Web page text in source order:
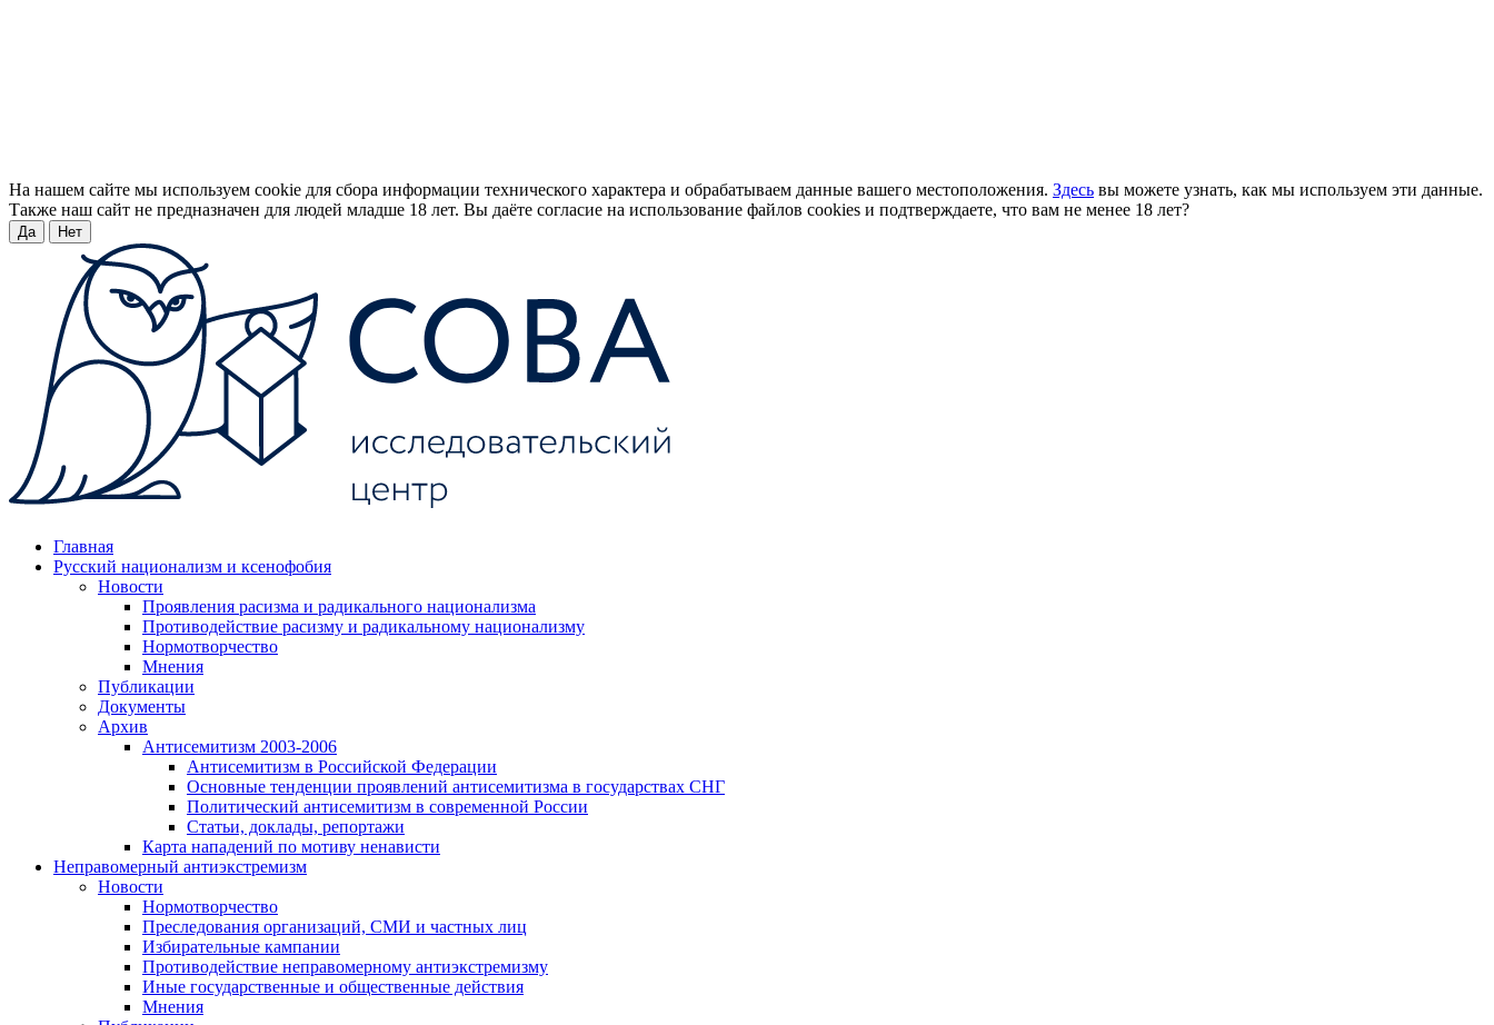
На нашем сайте мы используем cookie для сбора информации технического характера и обрабатываем данные вашего местоположения. Здесь вы можете узнать, как мы используем эти данные.
Также наш сайт не предназначен для людей младше 18 лет. Вы даёте согласие на использование файлов cookies и подтверждаете, что вам не менее 18 лет?
Да Нет
Главная
Русский национализм и ксенофобия
Новости
Проявления расизма и радикального национализма
Противодействие расизму и радикальному национализму
Нормотворчество
Мнения
Публикации
Документы
Архив
Антисемитизм 2003-2006
Антисемитизм в Российской Федерации
Основные тенденции проявлений антисемитизма в государствах СНГ
Политический антисемитизм в современной России
Статьи, доклады, репортажи
Карта нападений по мотиву ненависти
Неправомерный антиэкстремизм
Новости
Нормотворчество
Преследования организаций, СМИ и частных лиц
Избирательные кампании
Противодействие неправомерному антиэкстремизму
Иные государственные и общественные действия
Мнения